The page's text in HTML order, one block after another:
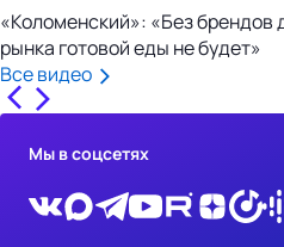
«Коломенский»: «Без брендов
рынка готовой еды не будет»
Все видео
Мы в соцсетях